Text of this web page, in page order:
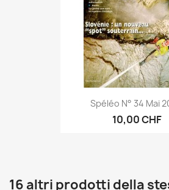
Spéléo N° 34 Mai
10,00 CHF
16 altri prodotti della